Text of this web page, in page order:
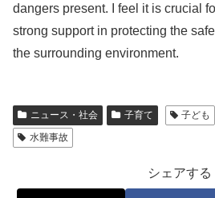
dangers present. I feel it is crucial
strong support in protecting the
the surrounding environment.
ニュース・社会 子育て 子ども
水難事故
シェアする